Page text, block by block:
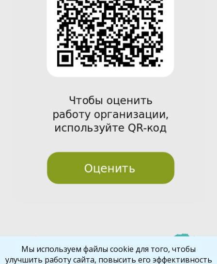
Мы используем файлы cookie для того, чтобы
улучшить работу сайта, повысить его эффективность